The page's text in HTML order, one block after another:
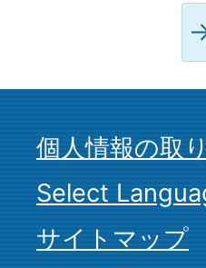
個人情報の取
Select
サイトマップ